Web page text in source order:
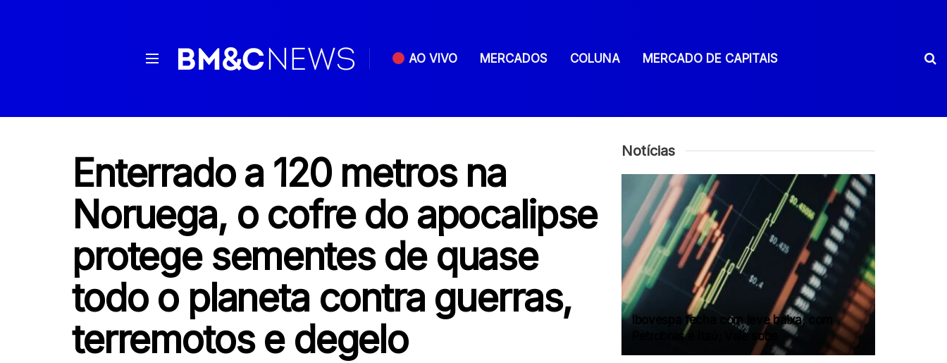
AO VIVO MERCADOS COLUNA MERCADO DE CAPITAIS
Enterrado a 120 metros na
Noruega, o cofre do apocalipse
protege sementes de quase
todo o planeta contra guerras,
terremotos e degelo
Notícias
Ibovespa fecha com leve baixa, com
Petrobras e Itaú; Vale sobe